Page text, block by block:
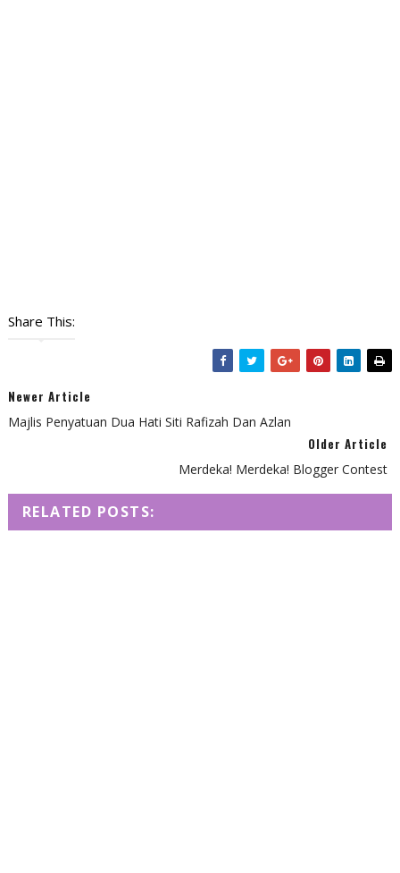
Share This:
Newer Article
Majlis Penyatuan Dua Hati Siti Rafizah Dan Azlan
Older Article
Merdeka! Merdeka! Blogger Contest
RELATED POSTS: